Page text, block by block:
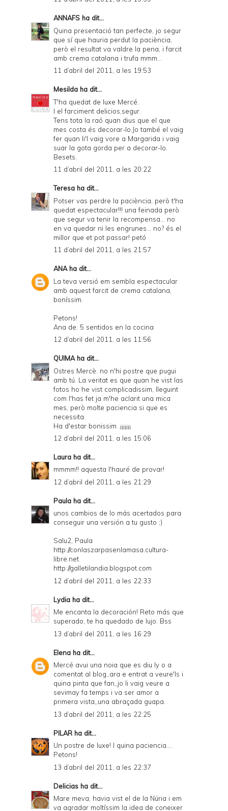
ANNAFS ha dit...
Quina presentació tan perfecte, jo segur
que sí que hauria perdut la paciència,
però el resultat va valdre la pena, i farcit
amb crema catalana i trufa mmm...
11 d’abril del 2011, a les 19:53
Mesilda ha dit...
T'ha quedat de luxe Mercé.
I el farciment delicios,segur.
Tens tota la raó quan dius que el que
mes costa és decorar-lo.Jo també el vaig
fer quan li'l vaig vore a Margarida i vaig
suar la gota gorda per a decorar-lo.
Besets.
11 d’abril del 2011, a les 20:22
Teresa ha dit...
Potser vas perdre la paciència, però t'ha
quedat espectacular!!! una feinada però
que segur va tenir la recompensa... no
en va quedar ni les engrunes... no? és el
millor que et pot passar! petó
11 d’abril del 2011, a les 21:57
ANAha dit...
La teva versió em sembla espectacular
amb aquest farcit de crema catalana,
boníssim.
Petons!
Ana de: 5 sentidos en la cocina
12 d’abril del 2011, a les 11:56
QUIMAha dit...
Ostres Mercè. no n'hi postre que pugui
amb tú. La veritat es que quan he vist las
fotos ho he vist complicadissim, lleguint
com l'has fet ja m'he aclarit una mica
mes, però molte paciencia si que es
necessita.
Ha d'estar bonissim .¡¡¡¡¡¡¡
12 d’abril del 2011, a les 15:06
Laura ha dit...
mmmm!! aquesta l'hauré de provar!
12 d’abril del 2011, a les 21:29
Paula ha dit...
unos cambios de lo más acertados para
conseguir una versión a tu gusto ;)
Salu2, Paula
http://conlaszarpasenlamasa.cultura-
libre.net
http://galletilandia.blogspot.com
12 d’abril del 2011, a les 22:33
Lydia ha dit...
Me encanta la decoración! Reto más que
superado, te ha quedado de lujo. Bss
13 d’abril del 2011, a les 16:29
Elena ha dit...
Mercé avui una noia que es diu ly o a
comentat al blog,,ara e entrat a veure'ls i
quina pinta que fan,,jo li vaig veure a
sevimay fa temps i va ser amor a
primera vista,,una abraçada guapa.
13 d’abril del 2011, a les 22:25
PILAR ha dit...
Un postre de luxe! I quina paciencia....
Petons!
13 d’abril del 2011, a les 22:37
Delicias ha dit...
Mare meva, havia vist el de la Núria i em
va agradar moltíssim la idea de coneixer